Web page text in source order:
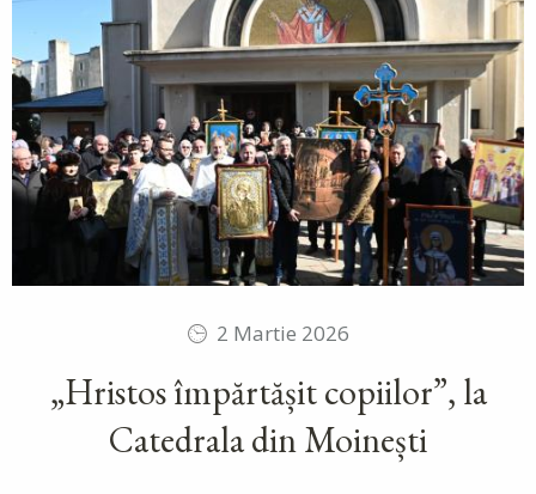
2 Martie 2026
„Hristos împărtășit copiilor”, la
Catedrala din Moinești